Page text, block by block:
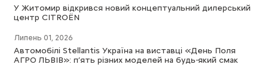
У Житомир відкрився новий концептуальний дилерський
центр CITROËN
Липень 01, 2026
Автомобілі Stellantis Україна на виставці «День Поля
АГРО ЛЬВІВ»: п’ять різних моделей на будь-який смак